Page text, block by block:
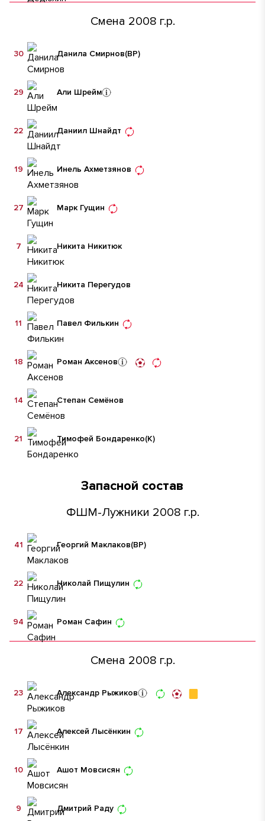
Смена 2008 г.р.
Данила Смирнов(ВР)
30
Али Шрейм
29
Даниил Шнайдт
22
Инель Ахметзянов
19
Марк Гущин
27
Никита Никитюк
7
Никита Перегудов
24
Павел Филькин
11
Роман Аксенов
18
Степан Семёнов
14
Тимофей Бондаренко(К)
21
Запасной состав
ФШМ-Лужники 2008 г.р.
Георгий Маклаков(ВР)
41
Николай Пищулин
22
Роман Сафин
94
Смена 2008 г.р.
Александр Рыжиков
23
Алексей Лысёнкин
17
Ашот Мовсисян
10
Дмитрий Раду
9